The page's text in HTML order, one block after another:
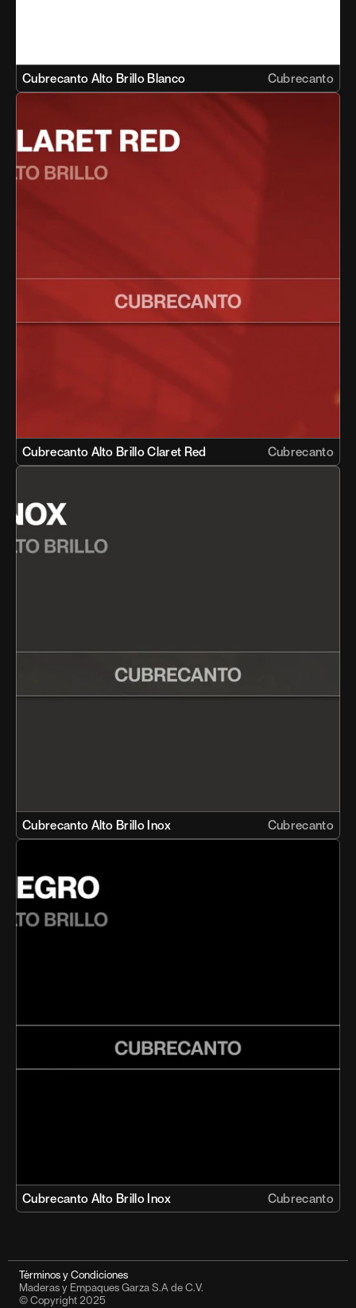
Cubrecanto Alto Brillo Blanco Cubrecanto
Cubrecanto Alto Brillo Claret Red Cubrecanto
Cubrecanto Alto Brillo Inox Cubrecanto
Cubrecanto Alto Brillo Inox Cubrecanto
Maderas y Empaques Garza S.A de C.V.
Términos y Condiciones
© Copyright 2025